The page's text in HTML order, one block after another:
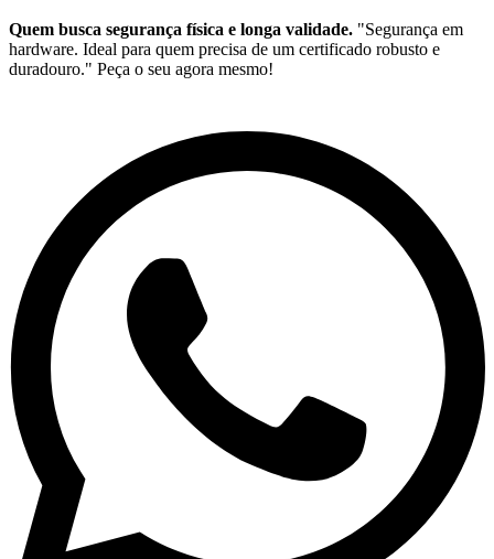
Quem busca segurança física e longa validade. "Segurança em
hardware. Ideal para quem precisa de um certificado robusto e
duradouro." Peça o seu agora mesmo!